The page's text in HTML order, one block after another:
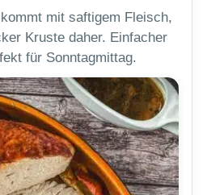
mit saftigem Fleisch,
Kruste daher. Einfacher
für Sonntagmittag.